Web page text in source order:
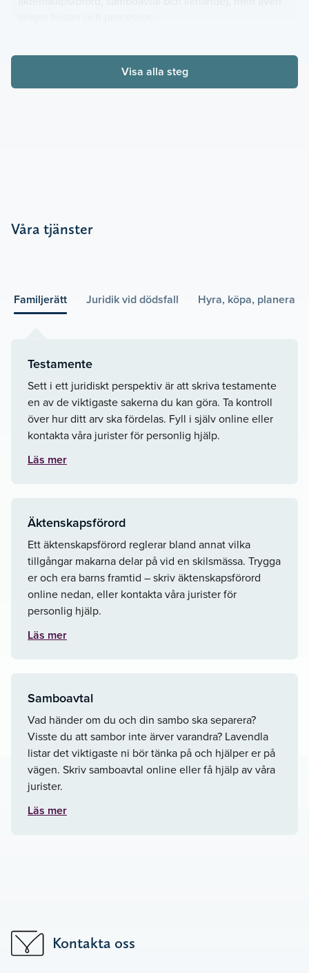
Visa alla steg
Våra tjänster
Familjerätt Juridik vid dödsfall Hyra, köpa, planera
Testamente
Sett i ett juridiskt perspektiv är att skriva testamente
en av de viktigaste sakerna du kan göra. Ta kontroll
över hur ditt arv ska fördelas. Fyll i själv online eller
kontakta våra jurister för personlig hjälp.
Läs mer
Äktenskapsförord
Ett äktenskapsförord reglerar bland annat vilka
tillgångar makarna delar på vid en skilsmässa. Trygga
er och era barns framtid – skriv äktenskapsförord
online nedan, eller kontakta våra jurister för
personlig hjälp.
Läs mer
Samboavtal
Vad händer om du och din sambo ska separera?
Visste du att sambor inte ärver varandra? Lavendla
listar det viktigaste ni bör tänka på och hjälper er på
vägen. Skriv samboavtal online eller få hjälp av våra
jurister.
Läs mer
Kontakta oss